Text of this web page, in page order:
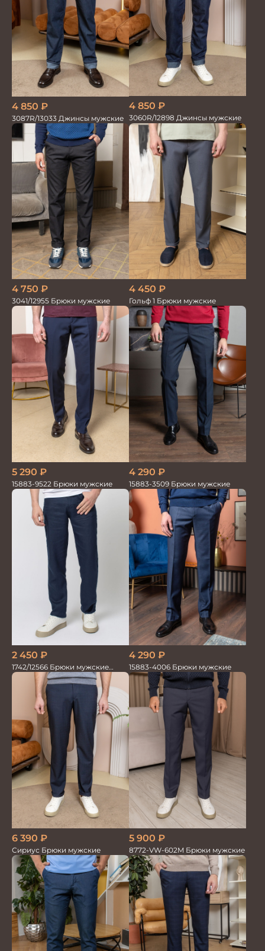
4 850 ₽
3087R/13033 Джинсы мужские
4 850 ₽
3060R/12898 Джинсы мужские
4 750 ₽
3041/12955 Брюки мужские
4 450 ₽
Гольф 1 Брюки мужские
5 290 ₽
15883-9522 Брюки мужские
4 290 ₽
15883-3509 Брюки мужские
2 450 ₽
1742/12566 Брюки мужские
100%лён т.синие
4 290 ₽
15883-4006 Брюки мужские
6 390 ₽
Сириус Брюки мужские
5 900 ₽
8772-VW-602M Брюки мужские